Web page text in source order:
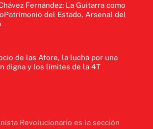
Fernández: La Guitarra como
del Estado, Arsenal del
de las Afore, la lucha por una
digna y los límites de la 4T
Revolucionario es la sección